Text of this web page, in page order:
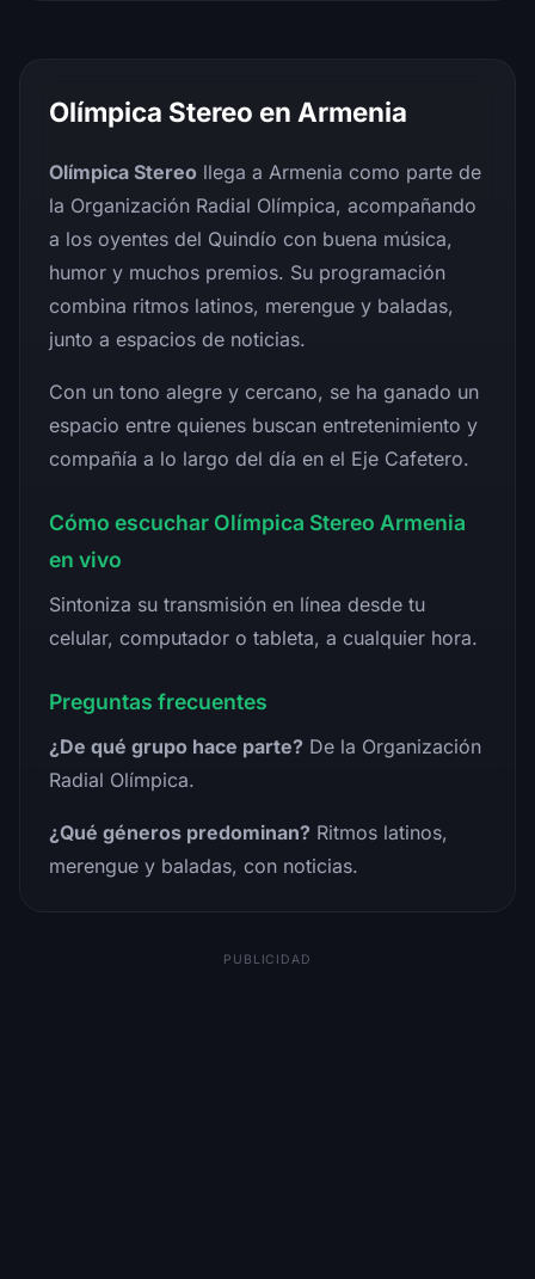
Olímpica Stereo en Armenia
Olímpica Stereo llega a Armenia como parte de
la Organización Radial Olímpica, acompañando
a los oyentes del Quindío con buena música,
humor y muchos premios. Su programación
combina ritmos latinos, merengue y baladas,
junto a espacios de noticias.
Con un tono alegre y cercano, se ha ganado un
espacio entre quienes buscan entretenimiento y
compañía a lo largo del día en el Eje Cafetero.
Cómo escuchar Olímpica Stereo Armenia
en vivo
Sintoniza su transmisión en línea desde tu
celular, computador o tableta, a cualquier hora.
Preguntas frecuentes
¿De qué grupo hace parte? De la Organización
Radial Olímpica.
¿Qué géneros predominan? Ritmos latinos,
merengue y baladas, con noticias.
PUBLICIDAD